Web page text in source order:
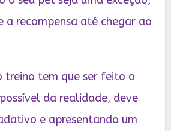
a recompensa até chegar ao
treino tem que ser feito o
da realidade, deve
e apresentando um